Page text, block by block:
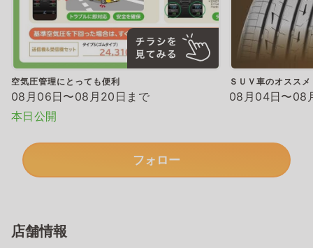
空気圧管理にとっても便利
08月06日〜08月20日まで
本日公開
ＳＵＶ車のオススメ
08月04日〜08
フォロー
店舗情報